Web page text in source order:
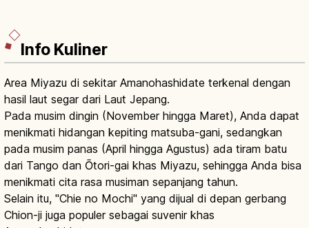
Info Kuliner
Area Miyazu di sekitar Amanohashidate terkenal dengan
hasil laut segar dari Laut Jepang.
Pada musim dingin (November hingga Maret), Anda dapat
menikmati hidangan kepiting matsuba-gani, sedangkan
pada musim panas (April hingga Agustus) ada tiram batu
dari Tango dan Ōtori-gai khas Miyazu, sehingga Anda bisa
menikmati cita rasa musiman sepanjang tahun.
Selain itu, "Chie no Mochi" yang dijual di depan gerbang
Chion-ji juga populer sebagai suvenir khas